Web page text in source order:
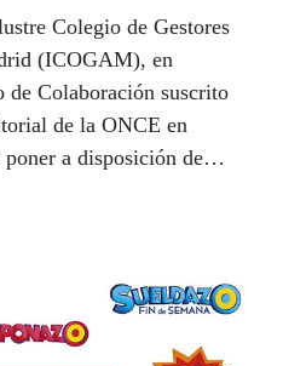
Colegio de Gestores
(ICOGAM), en
de Colaboración suscrito
de la ONCE en
a disposición de